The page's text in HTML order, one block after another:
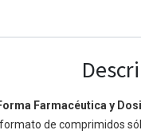
Farmacéutica y
de comprimidos
Acerca de